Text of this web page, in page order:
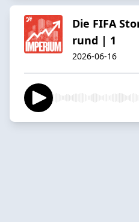
Die FIFA
rund | 1
2026-06-16